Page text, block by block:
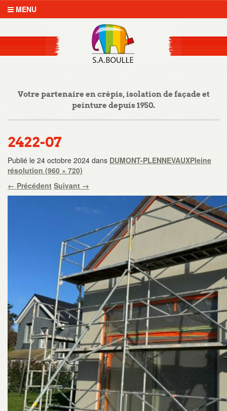
MENU
Votre partenaire en crépis, isolation de façade et
peinture depuis 1950.
2422-07
Publié le 24 octobre 2024 dans DUMONT-PLENNEVAUXPleine
résolution (960 × 720)
← Précédent Suivant →